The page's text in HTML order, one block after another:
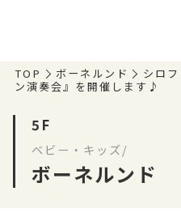
TOP ボーネルンド
シロ
ン演奏会』を開催します♪
5F
ベビー・キッズ/
ボーネルンド